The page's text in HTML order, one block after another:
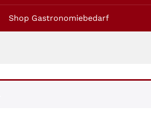
Shop Gastronomiebedarf